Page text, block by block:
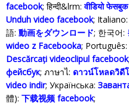
facebook; हिन्दी&lrm:वीडियो
Unduh video facebook; Italiano:
語: 動画をダウンロード; 한국어:
wideo z Facebooka; Português:
Descărcați videoclipul facebook
фейсбук; ภาษาไ: ดาวน์โหลดวิดี
video indir; Українська‬:
體): 下载视频 facebook;